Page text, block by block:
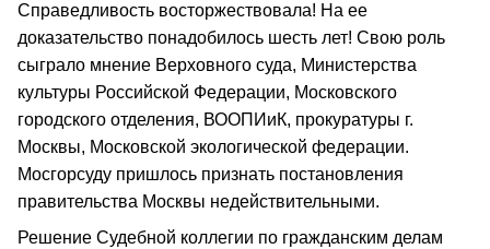
Справедливость восторжествовала! На ее
доказательство понадобилось шесть лет! Свою роль
сыграло мнение Верховного суда, Министерства
культуры Российской Федерации, Московского
городского отделения, ВООПИиК, прокуратуры г.
Москвы, Московской экологической федерации.
Мосгорсуду пришлось признать постановления
правительства Москвы недействительными.
Решение Судебной коллегии по гражданским делам